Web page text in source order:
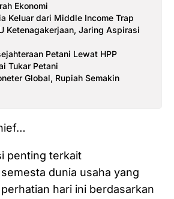
Ekonomi
Keluar dari Middle Income Trap
Ketenagakerjaan, Jaring Aspirasi
Petani Lewat HPP
Tukar Petani
Global, Rupiah Semakin
penting terkait
dunia usaha yang
hari ini berdasarkan